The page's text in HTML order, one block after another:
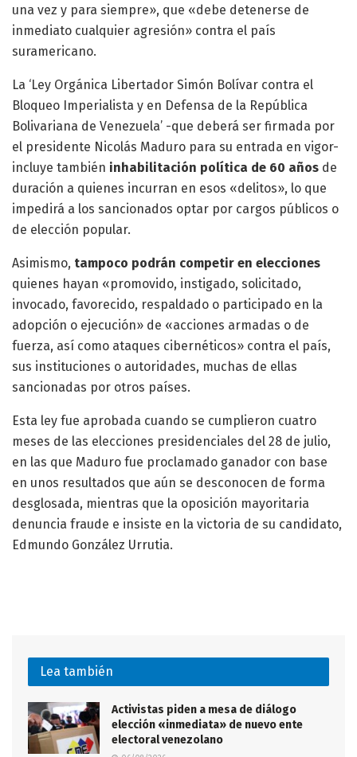
una vez y para siempre», que «debe detenerse de
inmediato cualquier agresión» contra el país
suramericano.
La ‘Ley Orgánica Libertador Simón Bolívar contra el
Bloqueo Imperialista y en Defensa de la República
Bolivariana de Venezuela’ -que deberá ser firmada por
el presidente Nicolás Maduro para su entrada en vigor-
incluye también inhabilitación política de 60 años de
duración a quienes incurran en esos «delitos», lo que
impedirá a los sancionados optar por cargos públicos o
de elección popular.
Asimismo, tampoco podrán competir en elecciones
quienes hayan «promovido, instigado, solicitado,
invocado, favorecido, respaldado o participado en la
adopción o ejecución» de «acciones armadas o de
fuerza, así como ataques cibernéticos» contra el país,
sus instituciones o autoridades, muchas de ellas
sancionadas por otros países.
Esta ley fue aprobada cuando se cumplieron cuatro
meses de las elecciones presidenciales del 28 de julio,
en las que Maduro fue proclamado ganador con base
en unos resultados que aún se desconocen de forma
desglosada, mientras que la oposición mayoritaria
denuncia fraude e insiste en la victoria de su candidato,
Edmundo González Urrutia.
Lea también
Activistas piden a mesa de diálogo
elección «inmediata» de nuevo ente
electoral venezolano